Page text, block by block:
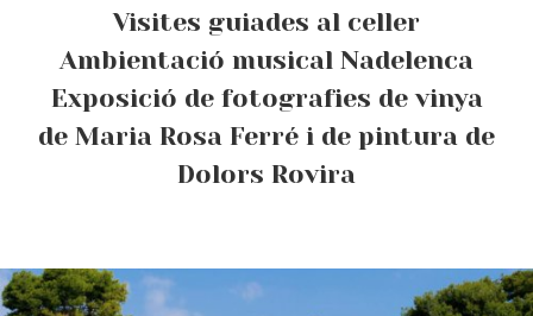
Visites guiades al celler
Ambientació musical Nadelenca
Exposició de fotografies de vinya
de Maria Rosa Ferré i de pintura de
Dolors Rovira